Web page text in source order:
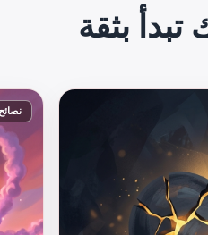
بثقة
نصائح